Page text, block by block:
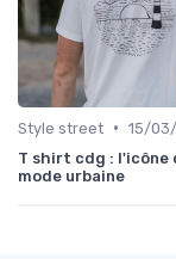
Style street • 15/
T shirt cdg : l'icône
mode urbaine